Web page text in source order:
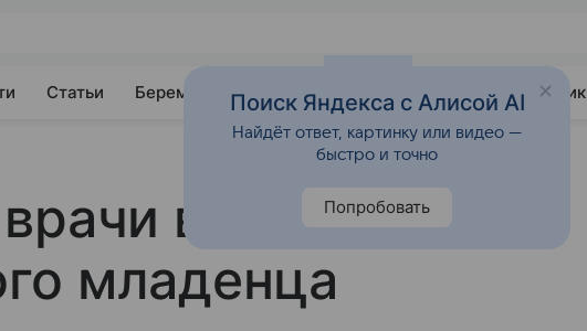
Статьи Беременность Развитие Почемучка Учебник
выходили
младенца
Поиск Яндекса с Алисой AI
Найдёт ответ, картинку или видео —
быстро и точно
Попробовать